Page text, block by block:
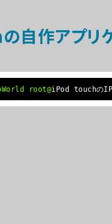
自作アプリ
root@iPod touchのIP